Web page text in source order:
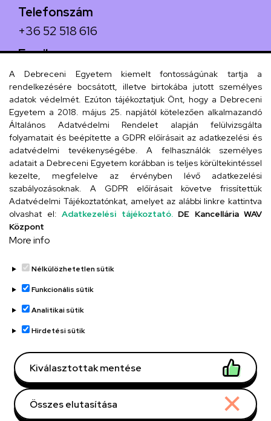
Telefonszám
+36 52 518 616
Email
iskola@kossuth-alt.unideb.hu
Cím
4024 Debrecen, Kossuth utca 33.
Szervezeti telefonkönyv
UD telefonkönyv
Adatvédelem
Adatvédelem
Régi oldal
Technikai információk
Copyright © 2026 Unideb
A Debreceni Egyetem kiemelt fontosságúnak tartja a
rendelkezésére bocsátott, illetve birtokába jutott személyes
adatok védelmét. Ezúton tájékoztatjuk Önt, hogy a Debreceni
Egyetem a 2018. május 25. napjától kötelezően alkalmazandó
Általános Adatvédelmi Rendelet alapján felülvizsgálta
folyamatait és beépítette a GDPR előírásait az adatkezelési és
adatvédelmi tevékenységébe. A felhasználók személyes
adatait a Debreceni Egyetem korábban is teljes körültekintéssel
kezelte, megfelelve az érvényben lévő adatkezelési
szabályozásoknak. A GDPR előírásait követve frissítettük
Adatvédelmi Tájékoztatónkat, amelyet az alábbi linkre kattintva
olvashat el: Adatkezelési tájékoztató. DE Kancellária WAV
Központ
More info
Nélkülözhetetlen sütik
Funkcionális sütik
Analitikai sütik
Hirdetési sütik
Kiválasztottak mentése
Összes elutasítása